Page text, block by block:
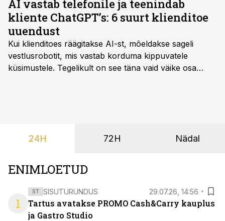
AI vastab telefonile ja teenindab
kliente ChatGPT’s: 6 suurt klienditoe
uuendust
Kui klienditoes räägitakse AI-st, mõeldakse sageli
vestlusrobotit, mis vastab korduma kippuvatele
küsimustele. Tegelikult on see täna vaid väike osa
24H 72H Nädal
ENIMLOETUD
1
ST SISUTURUNDUS 29.07.26, 14:56
Tartus avatakse PROMO Cash&Carry kauplus
ja Gastro Studio